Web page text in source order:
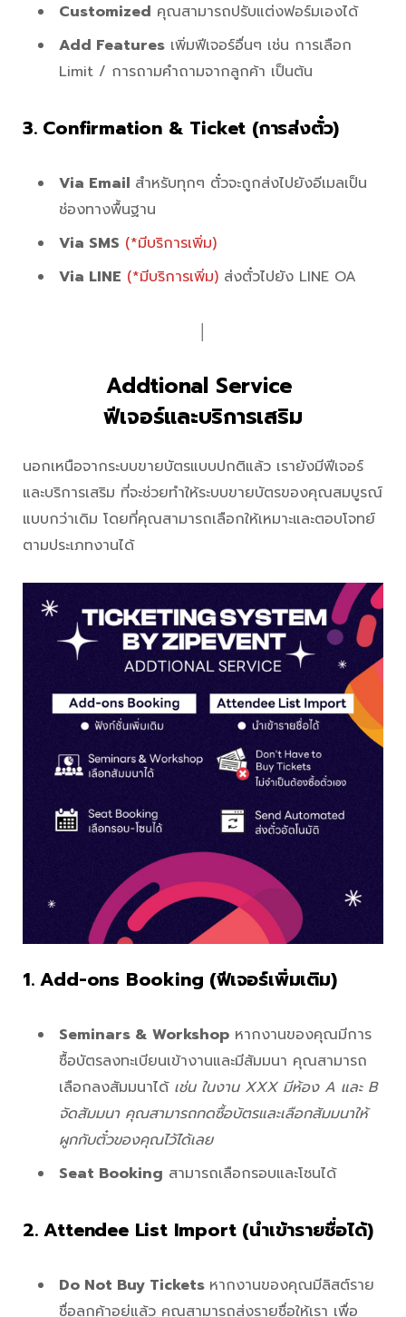
Customized คุณสามารถปรับแต่งฟอร์มเองได้
Add Features เพิ่มฟีเจอร์อื่นๆ เช่น การเลือก
Limit / การถามคำถามจากลูกค้า เป็นต้น
3. Confirmation & Ticket (การส่งตั๋ว)
Via Email สำหรับทุกๆ ตั๋วจะถูกส่งไปยังอีเมลเป็น
ช่องทางพื้นฐาน
Via SMS (*มีบริการเพิ่ม)
Via LINE (*มีบริการเพิ่ม) ส่งตั๋วไปยัง LINE OA
Addtional Service
ฟีเจอร์และบริการเสริม
นอกเหนือจากระบบขายบัตรแบบปกติแล้ว เรายังมีฟีเจอร์
และบริการเสริม ที่จะช่วยทำให้ระบบขายบัตรของคุณสมบูรณ์
แบบกว่าเดิม โดยที่คุณสามารถเลือกให้เหมาะและตอบโจทย์
ตามประเภทงานได้
1. Add-ons Booking (ฟีเจอร์เพิ่มเติม)
Seminars & Workshop หากงานของคุณมีการ
ซื้อบัตรลงทะเบียนเข้างานและมีสัมมนา คุณสามารถ
เลือกลงสัมมนาได้ เช่น ในงาน XXX มีห้อง A และ B
จัดสัมมนา คุณสามารถกดซื้อบัตรและเลือกสัมมนาให้
ผูกกับตั๋วของคุณไว้ได้เลย
Seat Booking สามารถเลือกรอบและโซนได้
2. Attendee List Import (นำเข้ารายชื่อได้)
Do Not Buy Tickets หากงานของคุณมีลิสต์ราย
ชื่อลูกค้าอยู่แล้ว คุณสามารถส่งรายชื่อให้เรา เพื่อ